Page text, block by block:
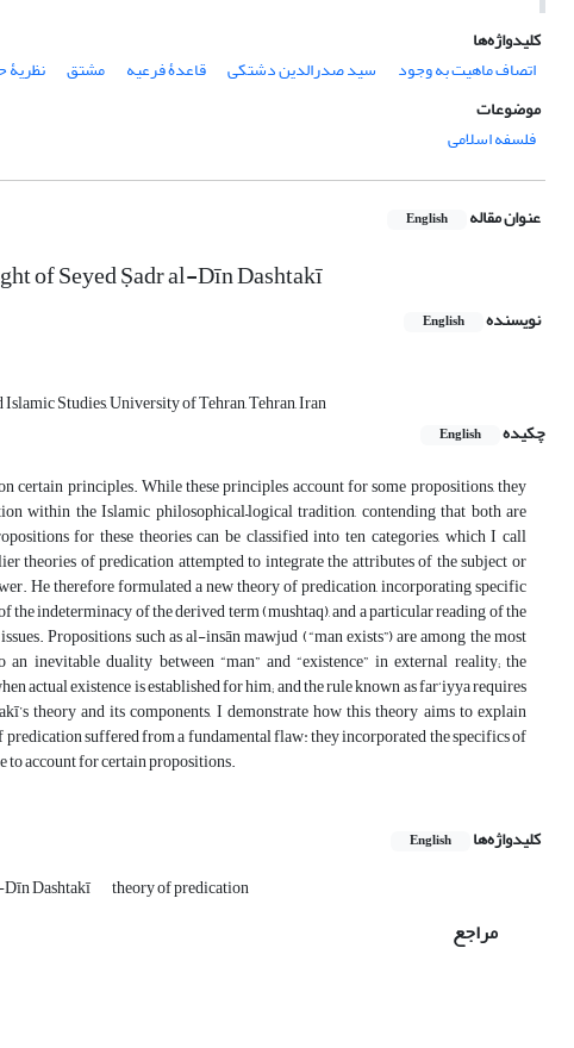
کلیدواژه‌ها
اتصاف ماهیت به وجود
سید صدرالدین دشتکی قاعدۀ فرعیه مشتق
موضوعات
فلسفه اسلامی
عنوان مقاله English
of Seyed Ṣadr al-Dīn Dashtakī
نویسنده English
Studies, University of Tehran, Tehran, Iran
چکیده
English
certain principles. While these principles account for some propositions, they
within the Islamic philosophical–logical tradition, contending that both are
for these theories can be classified into ten categories, which I call
theories of predication attempted to integrate the attributes of the subject or
He therefore formulated a new theory of predication, incorporating specific
indeterminacy of the derived term (mushtaq), and a particular reading of the
Propositions such as al-insān mawjud (“man exists”) are among the most
inevitable duality between “man” and “existence” in external reality; the
actual existence is established for him; and the rule known as far‘iyya requires
theory and its components, I demonstrate how this theory aims to explain
suffered from a fundamental flaw: they incorporated the specifics of
to account for certain propositions.
کلیدواژه‌ها English
Dashtakī theory of predication
مراجع